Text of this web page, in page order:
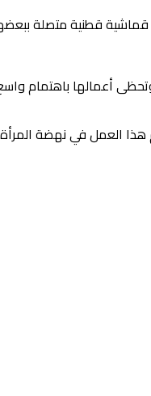
اسم (نسيج 1)، وامتدت على مساحة 220
أعمالها باهتمام
العمل في نهضة